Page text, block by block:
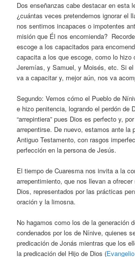
Dos enseñanzas cabe destacar en esta
¿cuántas veces pretendemos ignorar el
nos sentimos incapaces o impotentes
misión que Él nos encomienda?
escoge a los capacitados para
capacita a los que escoge, como lo hizo
Jeremías, y Samuel, y Moisés, etc. Si
va a capacitar y, mejor aún, nos va
Segundo: Vemos cómo el Pueblo de
e hizo penitencia, logrando el perdón de
“arrepintiera” pues Dios es perfecto y,
arrepentirse. De nuevo, estamos ante la
Antiguo Testamento, con rasgos
perfección en la persona de Jesús.
El tiempo de Cuaresma nos invita a la
arrepentimiento, que nos llevan a
Dios, representados por las prácticas
oración y la limosna.
No hagamos como los de la generación
condenados por los de Nínive, quienes
predicación de Jonás mientras que los
la predicación del Hijo de Dios (